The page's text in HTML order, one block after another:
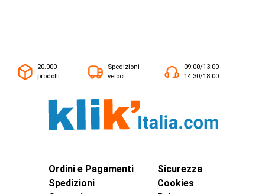
20.000
prodotti
Spedizioni
veloci
09:00/13:00 -
14:30/18:00
Ordini e Pagamenti
Spedizioni
Sicurezza
Cookies